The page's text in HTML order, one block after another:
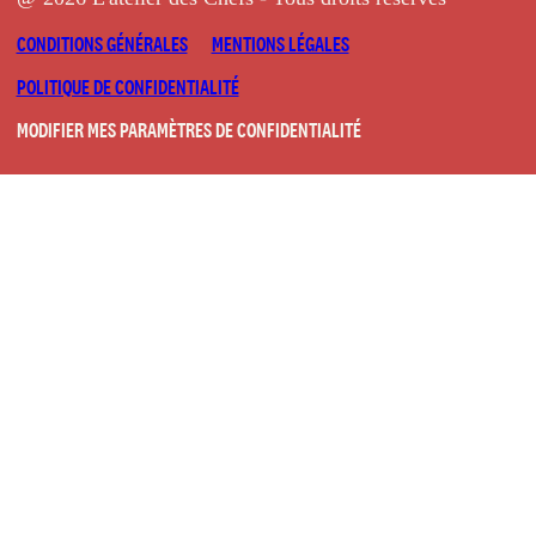
CONDITIONS GÉNÉRALES
MENTIONS LÉGALES
POLITIQUE DE CONFIDENTIALITÉ
MODIFIER MES PARAMÈTRES DE CONFIDENTIALITÉ